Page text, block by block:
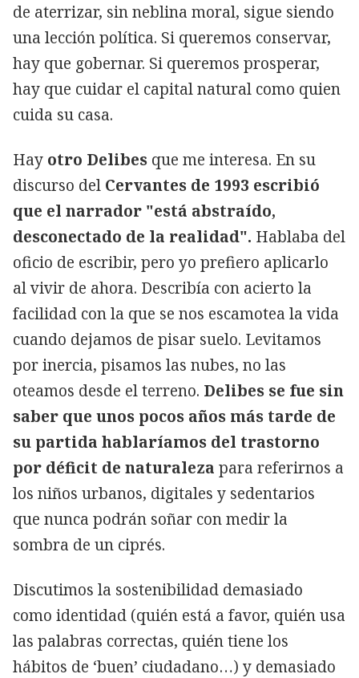
de aterrizar, sin neblina moral, sigue siendo
una lección política. Si queremos conservar,
hay que gobernar. Si queremos prosperar,
hay que cuidar el capital natural como quien
cuida su casa.
Hay otro Delibes que me interesa. En su
discurso del Cervantes de 1993 escribió
que el narrador "está abstraído,
desconectado de la realidad". Hablaba del
oficio de escribir, pero yo prefiero aplicarlo
al vivir de ahora. Describía con acierto la
facilidad con la que se nos escamotea la vida
cuando dejamos de pisar suelo. Levitamos
por inercia, pisamos las nubes, no las
oteamos desde el terreno. Delibes se fue sin
saber que unos pocos años más tarde de
su partida hablaríamos del trastorno
por déficit de naturaleza para referirnos a
los niños urbanos, digitales y sedentarios
que nunca podrán soñar con medir la
sombra de un ciprés.
Discutimos la sostenibilidad demasiado
como identidad (quién está a favor, quién usa
las palabras correctas, quién tiene los
hábitos de ‘buen’ ciudadano…) y demasiado